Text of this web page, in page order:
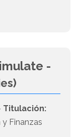
-
Titulación:
Finanzas